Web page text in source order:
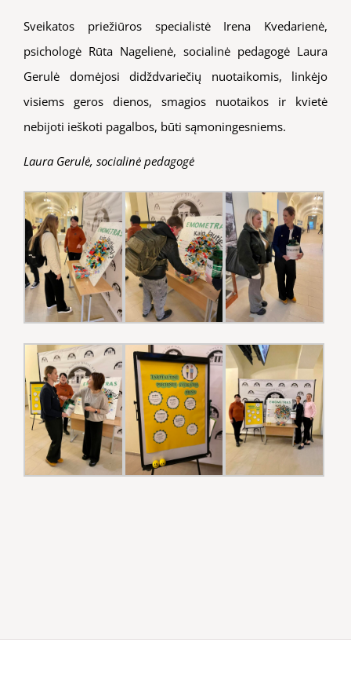
Sveikatos priežiūros specialistė Irena Kvedarienė,
psichologė Rūta Nagelienė, socialinė pedagogė Laura
Gerulė domėjosi didždvariečių nuotaikomis, linkėjo
visiems geros dienos, smagios nuotaikos ir kvietė
nebijoti ieškoti pagalbos, būti sąmoningesniems.
Laura Gerulė, socialinė pedagogė